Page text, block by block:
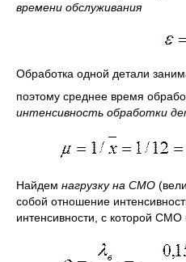
времени обслуживания
Обработка одной детали
поэтому среднее время
интенсивность обработки
Найдем нагрузку на СМО
собой отношение
интенсивности, с которой СМО